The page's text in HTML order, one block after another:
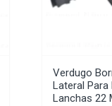
Verdugo
Lateral Para
Lanchas 22